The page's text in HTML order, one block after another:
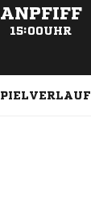
ANPFIFF
15:00UHR